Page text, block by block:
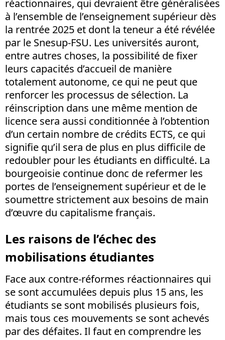
réactionnaires, qui devraient être généralisées
à l’ensemble de l’enseignement supérieur dès
la rentrée 2025 et dont la teneur a été révélée
par le Snesup-FSU. Les universités auront,
entre autres choses, la possibilité de fixer
leurs capacités d’accueil de manière
totalement autonome, ce qui ne peut que
renforcer les processus de sélection. La
réinscription dans une même mention de
licence sera aussi conditionnée à l’obtention
d’un certain nombre de crédits ECTS, ce qui
signifie qu’il sera de plus en plus difficile de
redoubler pour les étudiants en difficulté. La
bourgeoisie continue donc de refermer les
portes de l’enseignement supérieur et de le
soumettre strictement aux besoins de main
d’œuvre du capitalisme français.
Les raisons de l’échec des
mobilisations étudiantes
Face aux contre-réformes réactionnaires qui
se sont accumulées depuis plus 15 ans, les
étudiants se sont mobilisés plusieurs fois,
mais tous ces mouvements se sont achevés
par des défaites. Il faut en comprendre les